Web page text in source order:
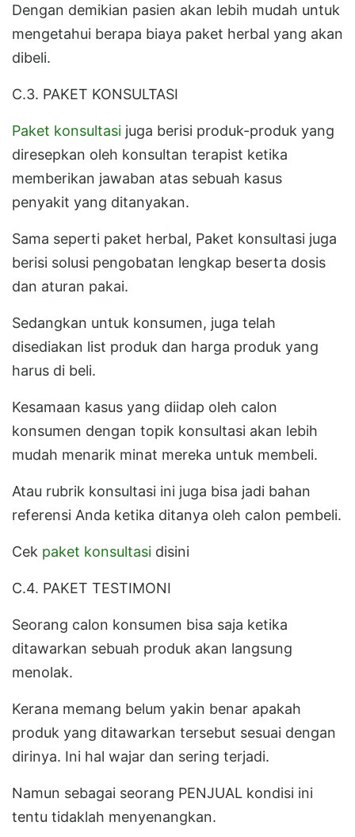
Dengan demikian pasien akan lebih mudah untuk
mengetahui berapa biaya paket herbal yang akan
dibeli.
C.3. PAKET KONSULTASI
Paket konsultasi juga berisi produk-produk yang
diresepkan oleh konsultan terapist ketika
memberikan jawaban atas sebuah kasus
penyakit yang ditanyakan.
Sama seperti paket herbal, Paket konsultasi juga
berisi solusi pengobatan lengkap beserta dosis
dan aturan pakai.
Sedangkan untuk konsumen, juga telah
disediakan list produk dan harga produk yang
harus di beli.
Kesamaan kasus yang diidap oleh calon
konsumen dengan topik konsultasi akan lebih
mudah menarik minat mereka untuk membeli.
Atau rubrik konsultasi ini juga bisa jadi bahan
referensi Anda ketika ditanya oleh calon pembeli.
Cek paket konsultasi disini
C.4. PAKET TESTIMONI
Seorang calon konsumen bisa saja ketika
ditawarkan sebuah produk akan langsung
menolak.
Kerana memang belum yakin benar apakah
produk yang ditawarkan tersebut sesuai dengan
dirinya. Ini hal wajar dan sering terjadi.
Namun sebagai seorang PENJUAL kondisi ini
tentu tidaklah menyenangkan.